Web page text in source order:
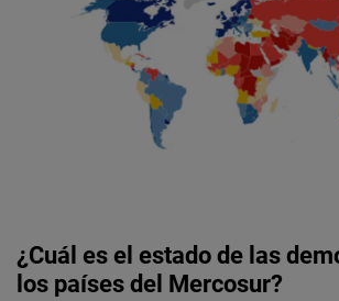
¿Cuál es el estado de las
los países del Mercosur?